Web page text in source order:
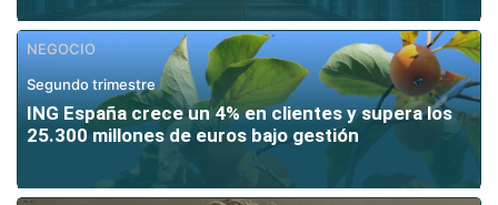
NEGOCIO
Segundo trimestre
ING España crece un 4% en clientes y supera los
25.300 millones de euros bajo gestión